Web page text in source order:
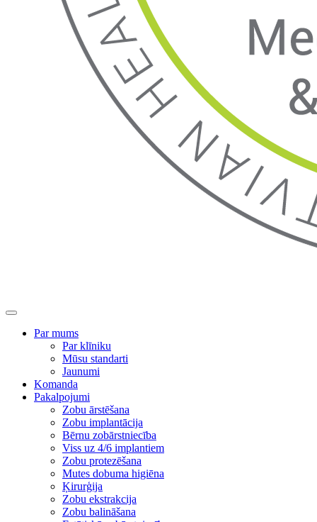
Par mums
Par klīniku
Mūsu standarti
Jaunumi
Komanda
Pakalpojumi
Zobu ārstēšana
Zobu implantācija
Bērnu zobārstniecība
Viss uz 4/6 implantiem
Zobu protezēšana
Mutes dobuma higiēna
Ķirurģija
Zobu ekstrakcija
Zobu balināšana